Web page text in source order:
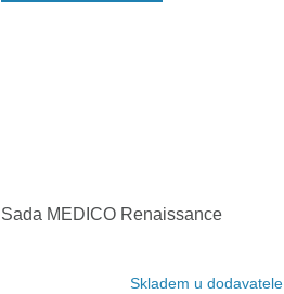
Sada MEDICO Renaissance
Skladem u dodavatele